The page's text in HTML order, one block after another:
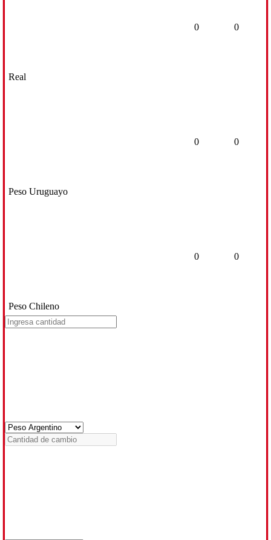
Real
0 0
Peso Uruguayo
0 0
Peso Chileno
0 0